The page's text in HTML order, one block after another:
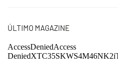
ÚLTIMO MAGAZINE